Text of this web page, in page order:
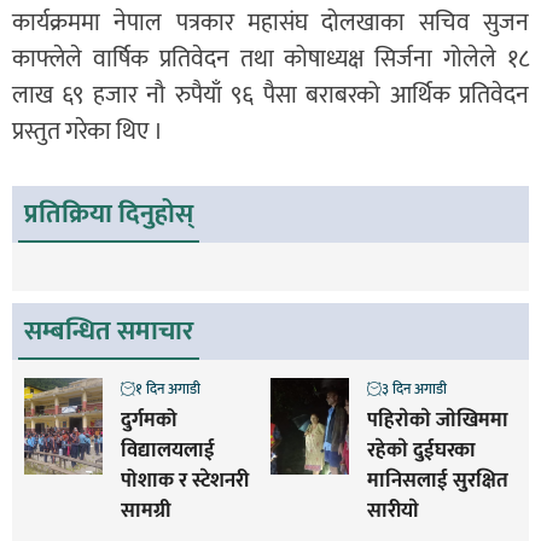
कार्यक्रममा नेपाल पत्रकार महासंघ दोलखाका सचिव सुजन
काफ्लेले वार्षिक प्रतिवेदन तथा कोषाध्यक्ष सिर्जना गोलेले १८
लाख ६९ हजार नौ रुपैयाँ ९६ पैसा बराबरको आर्थिक प्रतिवेदन
प्रस्तुत गरेका थिए ।
प्रतिक्रिया दिनुहोस्
सम्बन्धित समाचार
दुर्गमको
विद्यालयलाई
पोशाक र स्टेशनरी
सामग्री
१ दिन अगाडी
पहिराेकाे जाेखिममा
रहेकाे दुईघरका
मानिसलाई सुरक्षित
सारीयाे
३ दिन अगाडी